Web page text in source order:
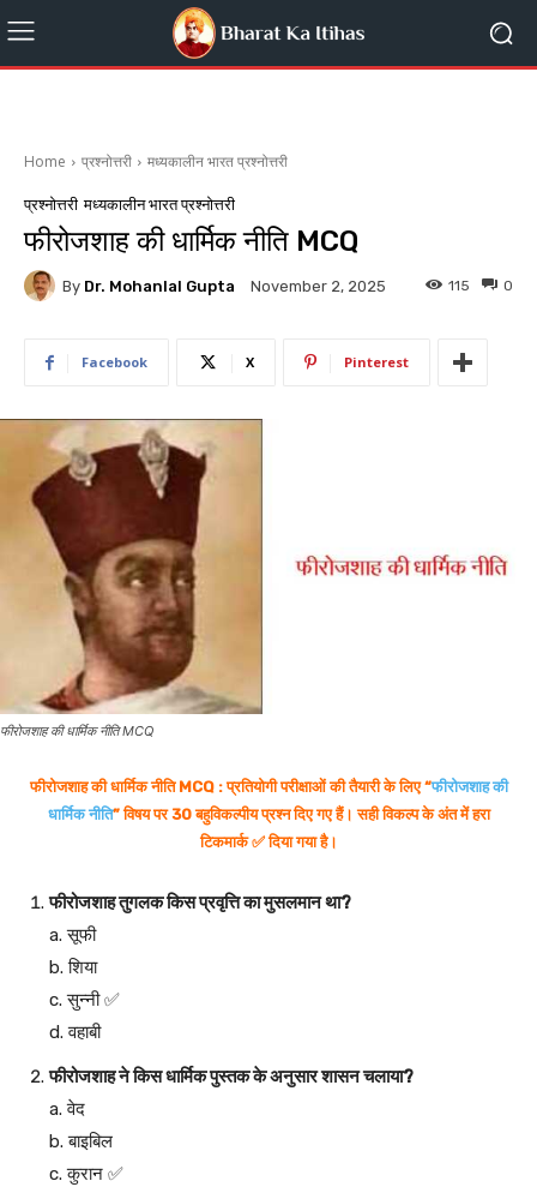
Home प्रश्नोत्तरी मध्यकालीन भारत प्रश्नोत्तरी
प्रश्नोत्तरी मध्यकालीन भारत प्रश्नोत्तरी
फीरोजशाह की धार्मिक नीति MCQ
By Dr. Mohanlal Gupta November 2, 2025 0
115
Facebook X Pinterest
फीरोजशाह की धार्मिक नीति MCQ
फीरोजशाह की धार्मिक नीति MCQ : प्रतियोगी परीक्षाओं की तैयारी के लिए “फीरोजशाह की
धार्मिक नीति” विषय पर 30 बहुविकल्पीय प्रश्न दिए गए हैं। सही विकल्प के अंत में हरा
टिकमार्क ✅ दिया गया है।
फीरोजशाह तुगलक किस प्रवृत्ति का मुसलमान था?
a. सूफी
b. शिया
c. सुन्नी ✅
d. वहाबी
फीरोजशाह ने किस धार्मिक पुस्तक के अनुसार शासन चलाया?
a. वेद
b. बाइबिल
c. कुरान ✅